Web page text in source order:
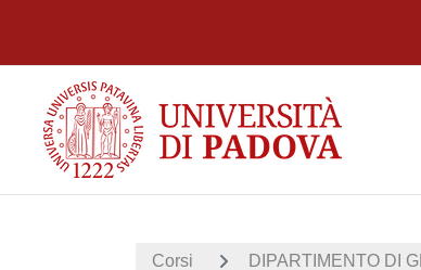
Corsi DIPARTIMENTO DI